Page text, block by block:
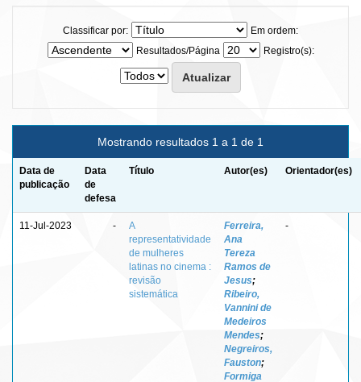
Classificar por:
Em ordem:
Resultados/Página
Registro(s):
Mostrando resultados 1 a 1 de 1
Data de
publicação
Data
de
defesa
Título Autor(es) Orientador(es)
11-Jul-2023 -
A
representatividade
de mulheres
latinas no cinema :
revisão
sistemática
Ferreira,
Ana
Tereza
Ramos de
Jesus;
Ribeiro,
Vannini de
Medeiros
Mendes;
Negreiros,
Fauston;
Formiga
-